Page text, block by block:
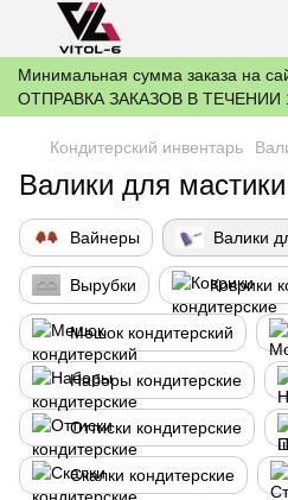
Минимальная сумма заказа на
ОТПРАВКА ЗАКАЗОВ В ТЕЧЕНИИ
Кондитерский инвентарь
Валики для мастики
Вайнеры Валики
Вырубки Коврики
Мешок кондитерский
Наборы кондитерские
Оттиски кондитерские
Скалки кондитерские